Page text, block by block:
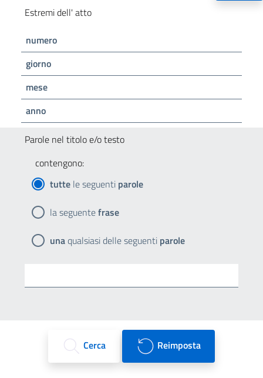
Estremi dell' atto
numero
giorno
mese
anno
Parole nel titolo e/o testo
contengono:
tutte le seguenti parole
la seguentefrase
unaqualsiasi delle seguenti parole
Cerca Reimposta